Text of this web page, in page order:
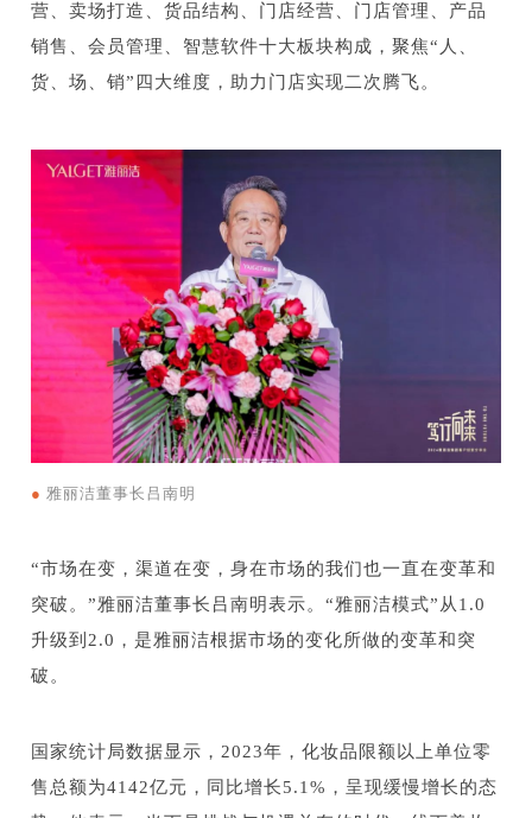
营、卖场打造、货品结构、门店经营、门店管理、产品
销售、会员管理、智慧软件十大板块构成，聚焦“人、
货、场、销”四大维度，助力门店实现二次腾飞。
● 雅丽洁董事长吕南明
“市场在变，渠道在变，身在市场的我们也一直在变革和
突破。”雅丽洁董事长吕南明表示。“雅丽洁模式”从1.0
升级到2.0，是雅丽洁根据市场的变化所做的变革和突
破。
国家统计局数据显示，2023年，化妆品限额以上单位零
售总额为4142亿元，同比增长5.1%，呈现缓慢增长的态